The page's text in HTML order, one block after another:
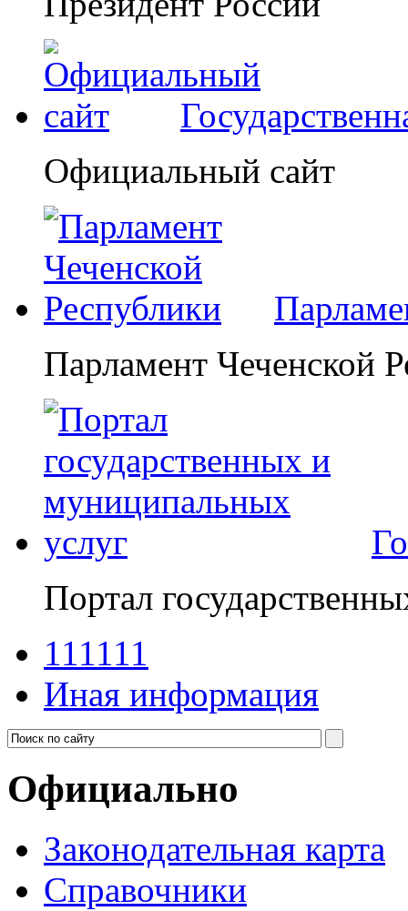
Официальный сайт
Парламент Чеченской
Портал
111111
Иная информация
Официально
Законодательная карта
Справочники